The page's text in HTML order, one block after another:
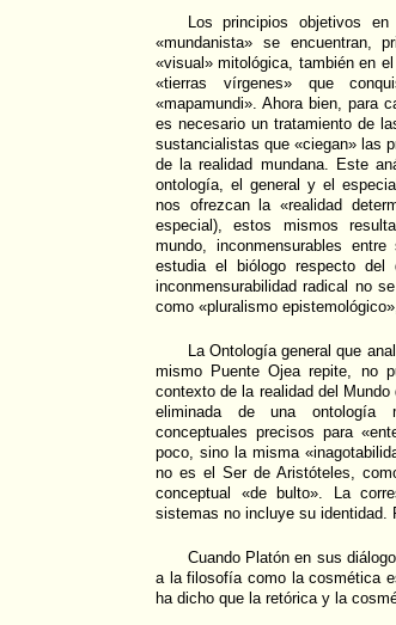
Los principios objetivos
«mundanista» se encuentran,
«visual» mitológica, también en
«tierras vírgenes» que
«mapamundi». Ahora bien, para
es necesario un tratamiento de
sustancialistas que «ciegan» las
de la realidad mundana. Este
ontología, el general y el
nos ofrezcan la «realidad
especial), estos mismos
mundo, inconmensurables
estudia el biólogo respecto
inconmensurabilidad radical no
como «pluralismo
La Ontología general que
mismo Puente Ojea repite, no
contexto de la realidad del
eliminada de una ontología
conceptuales precisos para
poco, sino la misma
no es el Ser de Aristóteles,
conceptual «de bulto». La
sistemas no incluye su identidad.
Cuando Platón en sus
a la filosofía como la cosmética
ha dicho que la retórica y la